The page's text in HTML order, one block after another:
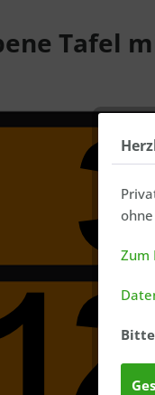
Tafel
Zum